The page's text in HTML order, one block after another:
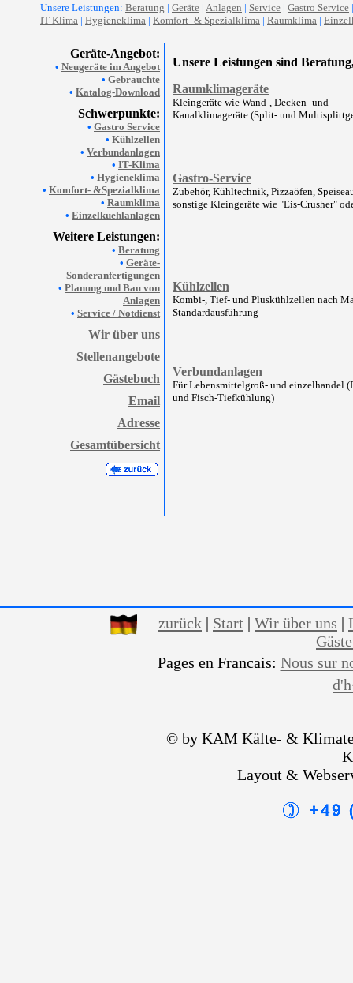
Unsere Leistungen: Beratung | Geräte | Anlagen | Service | Gastro Service
IT-Klima | Hygieneklima | Komfort- & Spezialklima | Raumklima |
Geräte-Angebot:
• Neugeräte im Angebot
• Gebrauchte
• Katalog-Download
Schwerpunkte:
• Gastro Service
• Kühlzellen
• Verbundanlagen
• IT-Klima
• Hygieneklima
• Komfort- &Spezialklima
• Raumklima
• Einzelkuehlanlagen
Weitere Leistungen:
• Beratung
• Geräte-
Sonderanfertigungen
• Planung und Bau von
Anlagen
• Service / Notdienst
Wir über uns
Stellenangebote
Gästebuch
Email
Adresse
Gesamtübersicht
Unsere Leistungen sind
Raumklimageräte
Kleingeräte wie Wand-, Decken- und
Kanalklimageräte (Split- und
Gastro-Service
Zubehör, Kühltechnik, Pizzaöfen,
sonstige Kleingeräte wie "Eis-Crusher"
Kühlzellen
Kombi-, Tief- und Pluskühlzellen nach
Standardausführung
Verbundanlagen
Für Lebensmittelgroß- und einzelhandel
und Fisch-Tiefkühlung)
zurück | Start | Wir über uns |
Pages en Francais: Nous sur
© by KAM Kälte- &
Layout &